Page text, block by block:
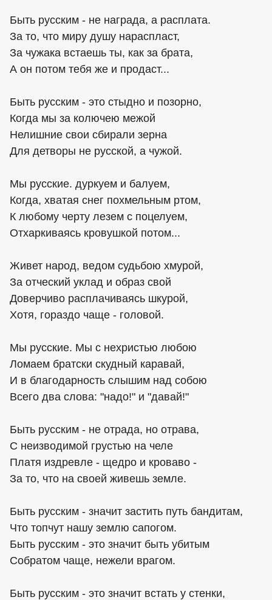
Быть русским - не награда, а расплата.
За то, что миру душу нараспласт,
За чужака встаешь ты, как за брата,
А он потом тебя же и продаст...
Быть русским - это стыдно и позорно,
Когда мы за колючею межой
Нелишние свои сбирали зерна
Для детворы не русской, а чужой.
Мы русские. дуркуем и балуем,
Когда, хватая снег похмельным ртом,
К любому черту лезем с поцелуем,
Отхаркиваясь кровушкой потом...
Живет народ, ведом судьбою хмурой,
За отческий уклад и образ свой
Доверчиво расплачиваясь шкурой,
Хотя, гораздо чаще - головой.
Мы русские. Мы с нехристью любою
Ломаем братски скудный каравай,
И в благодарность слышим над собою
Всего два слова: "надо!" и "давай!"
Быть русским - не отрада, но отрава,
С неизводимой грустью на челе
Платя издревле - щедро и кроваво -
За то, что на своей живешь земле.
Быть русским - значит застить путь бандитам,
Что топчут нашу землю сапогом.
Быть русским - это значит быть убитым
Собратом чаще, нежели врагом.
Быть русским - это значит встать у стенки,